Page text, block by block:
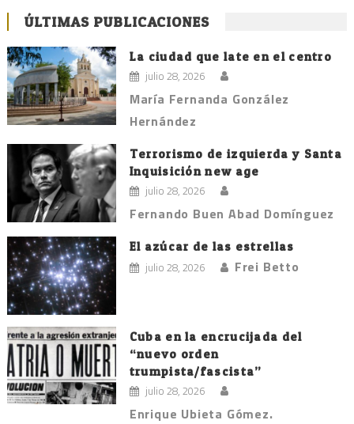
ÚLTIMAS PUBLICACIONES
La ciudad que late en el centro
julio 28, 2026
María Fernanda González
Hernández
Terrorismo de izquierda y Santa
Inquisición new age
julio 28, 2026
Fernando Buen Abad Domínguez
El azúcar de las estrellas
julio 28, 2026 Frei Betto
Cuba en la encrucijada del
“nuevo orden
trumpista/fascista”
julio 28, 2026
Enrique Ubieta Gómez.